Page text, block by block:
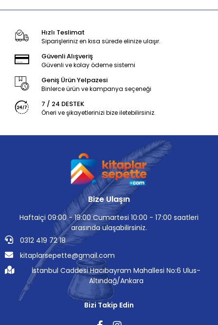
Hızlı Teslimat
Siparişleriniz en kısa sürede elinize ulaşır.
Güvenli Alışveriş
Güvenli ve kolay ödeme sistemi
Geniş Ürün Yelpazesi
Binlerce ürün ve kampanya seçeneği
7 / 24 DESTEK
Öneri ve şikayetlerinizi bize iletebilirsiniz.
Bize Ulaşın
Haftaiçi 09:00 - 19:00 Cumartesi 10:00 - 17:00 saatleri
arasında ulaşabilirsiniz.
0312 419 72 18
kitaplarsepette@gmail.com
İstanbul Caddesi Hacıbayram Mahallesi No:6 Ulus-
Altındağ/Ankara
Bizi Takip Edin